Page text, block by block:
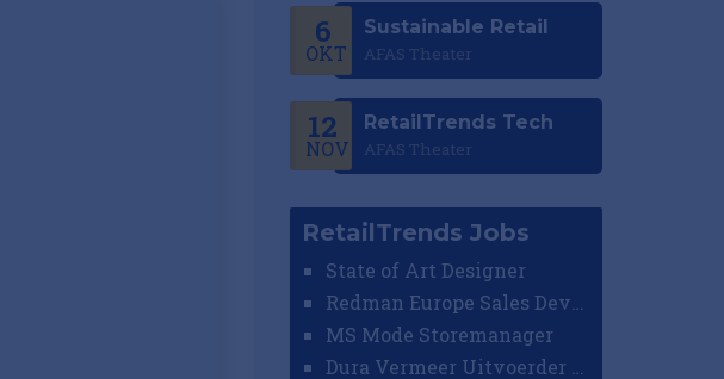
6
OKT
Sustainable Retail
AFAS Theater
12
NOV
RetailTrends Tech
AFAS Theater
RetailTrends Jobs
State of Art Designer
MS Mode Storemanager